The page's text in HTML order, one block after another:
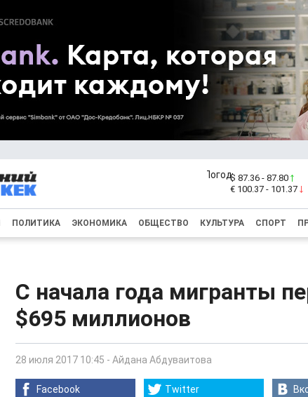
$ 87.36 - 87.80
€ 100.37 - 101.37
ПОЛИТИКА ЭКОНОМИКА ОБЩЕСТВО КУЛЬТУРА СПОРТ
С начала года мигранты
$695 миллионов
28 июля 2017 10:45 - Айдана Абдуваитова
Facebook Twitter